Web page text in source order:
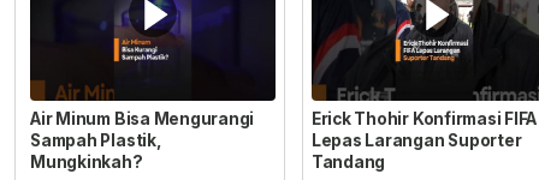
Air Minum Bisa Mengurangi
Sampah Plastik,
Mungkinkah?
Erick Thohir Konfirmasi FIFA
Lepas Larangan Suporter
Tandang